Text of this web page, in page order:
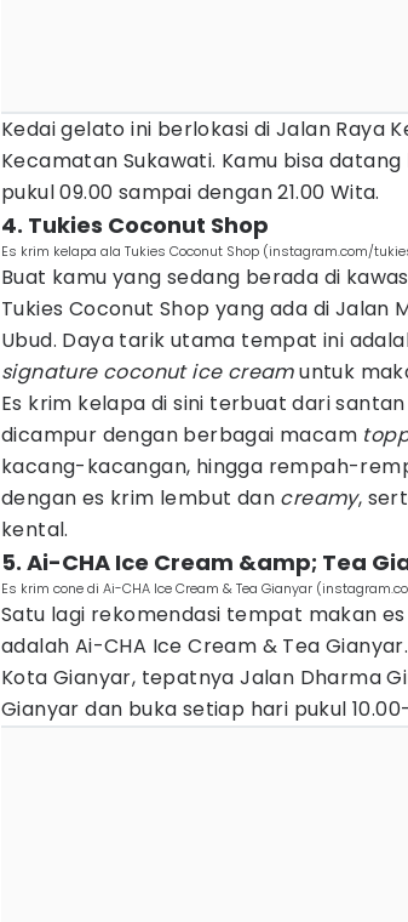
Kedai gelato ini berlokasi di Jalan Raya
Kecamatan Sukawati. Kamu bisa
pukul 09.00 sampai dengan 21.00 Wita.
4. Tukies Coconut Shop
Es krim kelapa ala Tukies Coconut Shop (instagram.com/
Buat kamu yang sedang berada di
Tukies Coconut Shop yang ada di Jalan
Ubud. Daya tarik utama tempat ini
signature coconut ice creamuntuk
Es krim kelapa di sini terbuat dari
dicampur dengan berbagai macam
kacang-kacangan, hingga rempah-
dengan es krim lembut dan creamy,
kental.
5. Ai-CHA Ice Cream &amp; Tea
Es krim cone di Ai-CHA Ice Cream & Tea Gianyar
Satu lagi rekomendasi tempat makan
adalah Ai-CHA Ice Cream & Tea
Kota Gianyar, tepatnya Jalan Dharma
Gianyar dan buka setiap hari pukul